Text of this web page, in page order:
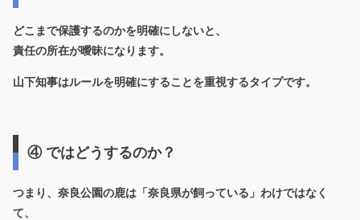
どこまで保護するのかを明確にしないと、
責任の所在が曖昧になります。
山下知事はルールを明確にすることを重視するタイプです。
④ ではどうするのか？
つまり、奈良公園の鹿は「奈良県が飼っている」わけではなく
て、